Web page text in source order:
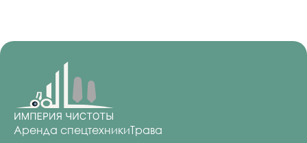
Аренда спецтехникиТрава